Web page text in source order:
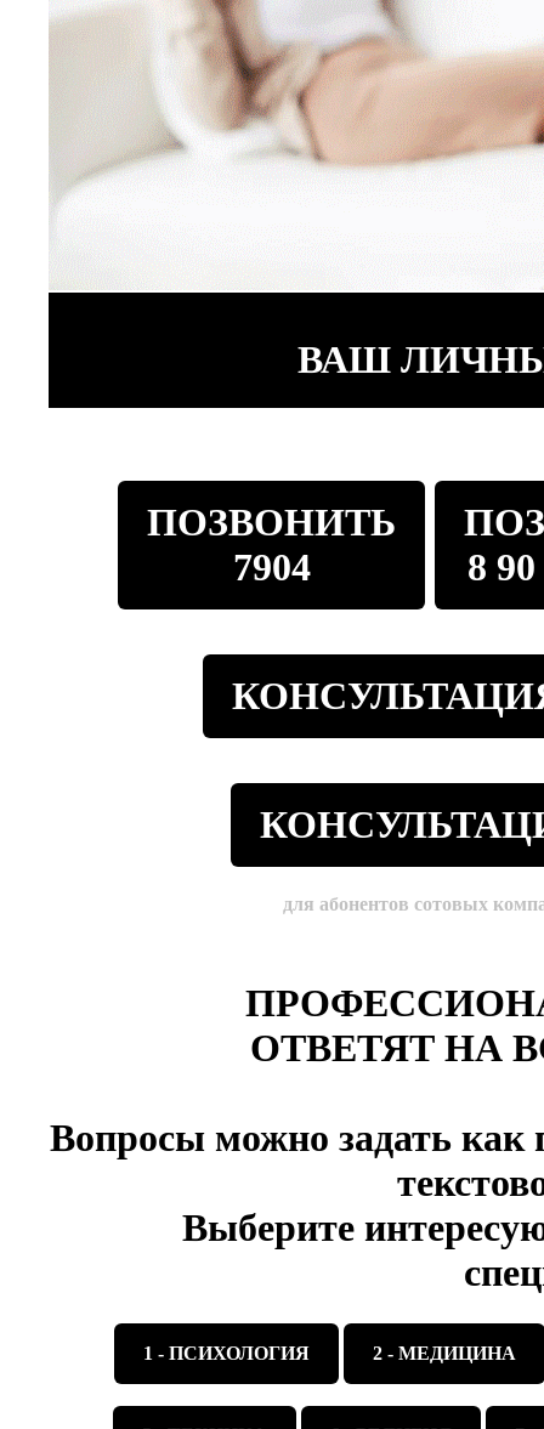
ВАШ
ПОЗВОНИТЬ
7904
8
для абонентов сотовых
ОТВЕТЯТ НА
Вопросы можно задать как
Выберите
1 - ПСИХОЛОГИЯ 2 - МЕДИЦИНА